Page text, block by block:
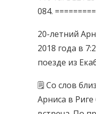
084.
20-летний
2018 года в
поезде из
🗒 Со слов
Арниса в